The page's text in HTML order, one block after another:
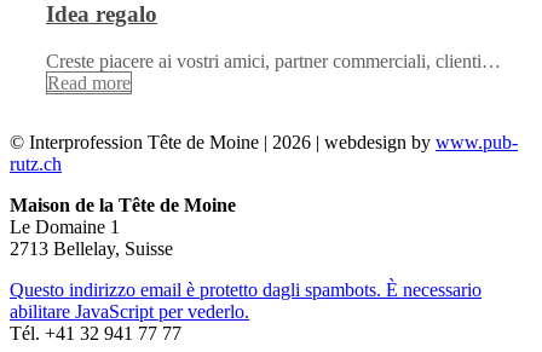
Idea regalo
Creste piacere ai vostri amici, partner commerciali, clienti…
Read more
© Interprofession Tête de Moine | 2026 | webdesign by www.pub-
rutz.ch
Maison de la Tête de Moine
Le Domaine 1
2713 Bellelay, Suisse
Questo indirizzo email è protetto dagli spambots. È necessario
abilitare JavaScript per vederlo.
Tél. +41 32 941 77 77